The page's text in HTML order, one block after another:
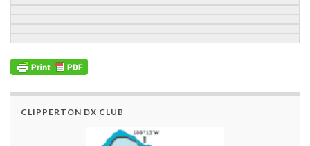
CLIPPERTON DX CLUB